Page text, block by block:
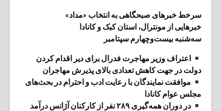
سرخط خبرهای صبحگاهی به انتخاب «مداد»
خبرهایی از مونترال، استان کبک و کانادا
سه‌شنبه بیست‌و‌چهارم سپتامبر
اعتراف وزیر مهاجرت فدرال برای دیر اقدام کردن
دولت در جهت کاهش تعدادی بالای پذیرش مهاجران
موافقت نمایندگان با رعایت ادب و احترام در بحث‌های
مجلس عوام کانادا
در دوران همه‌گیری ۲۸۹ نفر از کارکنان آژانس درآمد